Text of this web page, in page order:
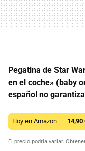
Pegatina de Star
en el coche» (baby
español no
Hoy en Amazon — 14,90
El precio podría variar.